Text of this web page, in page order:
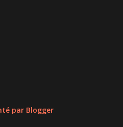
par Blogger